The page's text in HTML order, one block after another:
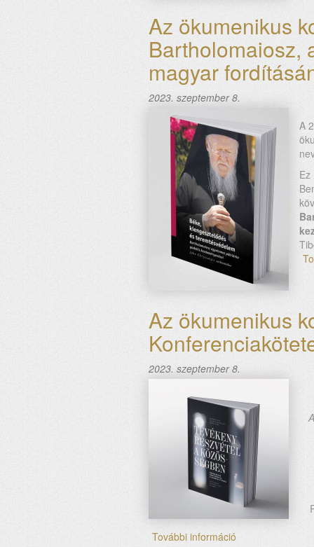
Az ökumenikus
Bartholomaiosz,
magyar
2023. szeptember 8.
A
Az ökumenikus
2023. szeptember 8.
További információ